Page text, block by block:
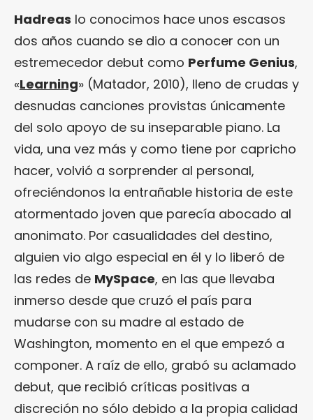
Hadreas lo conocimos hace unos escasos
dos años cuando se dio a conocer con un
estremecedor debut como Perfume Genius,
«Learning» (Matador, 2010), lleno de crudas y
desnudas canciones provistas únicamente
del solo apoyo de su inseparable piano. La
vida, una vez más y como tiene por capricho
hacer, volvió a sorprender al personal,
ofreciéndonos la entrañable historia de este
atormentado joven que parecía abocado al
anonimato. Por casualidades del destino,
alguien vio algo especial en él y lo liberó de
las redes de MySpace, en las que llevaba
inmerso desde que cruzó el país para
mudarse con su madre al estado de
Washington, momento en el que empezó a
componer. A raíz de ello, grabó su aclamado
debut, que recibió críticas positivas a
discreción no sólo debido a la propia calidad